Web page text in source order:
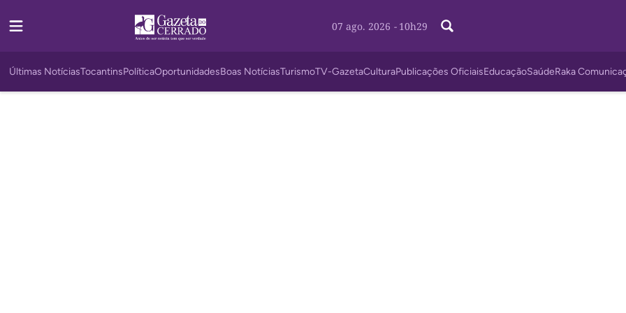
07 ago. 2026 - 10h29
Últimas NotíciasTocantinsPolíticaOportunidadesBoas NotíciasTurismoTV-GazetaCulturaPublicações OficiaisEducaçãoSaúdeRaka